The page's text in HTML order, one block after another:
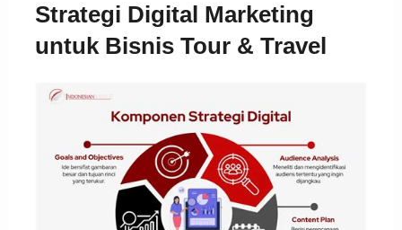
Strategi Digital Marketing
untuk Bisnis Tour & Travel